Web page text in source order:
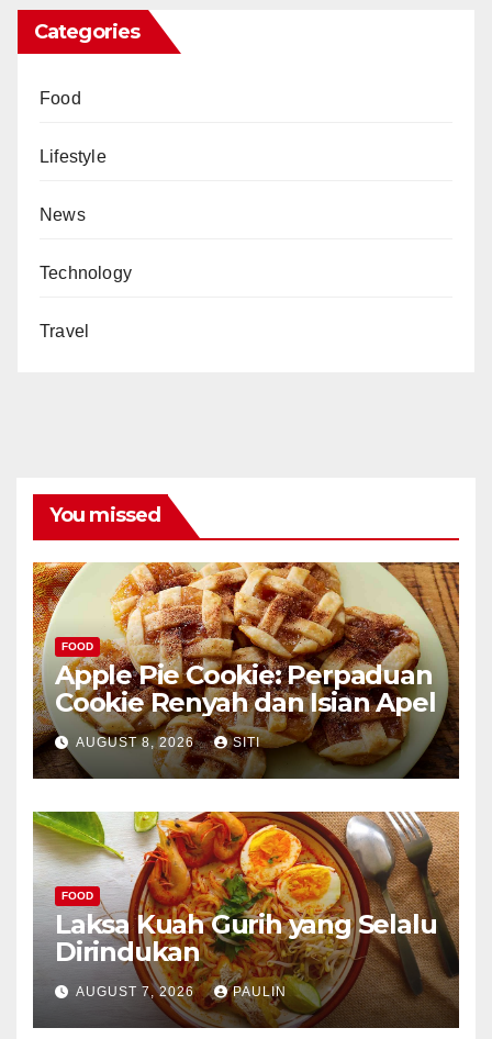
Categories
Food
Lifestyle
News
Technology
Travel
You missed
FOOD
Apple Pie Cookie: Perpaduan
Cookie Renyah dan Isian Apel
AUGUST 8, 2026 SITI
FOOD
Laksa Kuah Gurih yang Selalu
Dirindukan
AUGUST 7, 2026 PAULIN